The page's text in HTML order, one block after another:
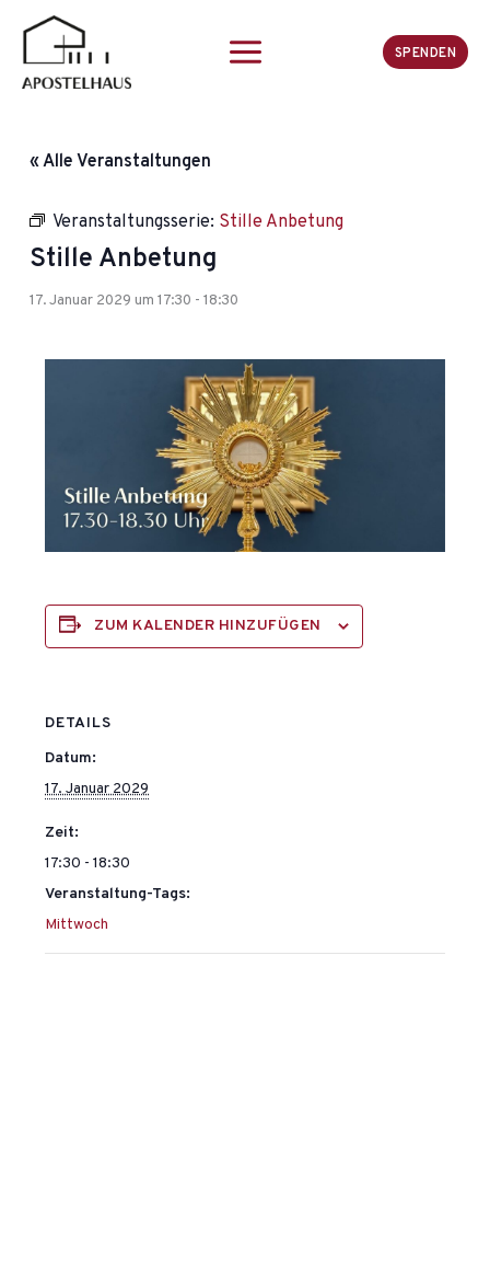
springen
SPENDEN
« Alle Veranstaltungen
Veranstaltungsserie: Stille Anbetung
Stille Anbetung
17. Januar 2029 um 17:30 -18:30
ZUM KALENDER HINZUFÜGEN
DETAILS
Datum:
17. Januar 2029
Zeit:
17:30 - 18:30
Veranstaltung-Tags:
Mittwoch